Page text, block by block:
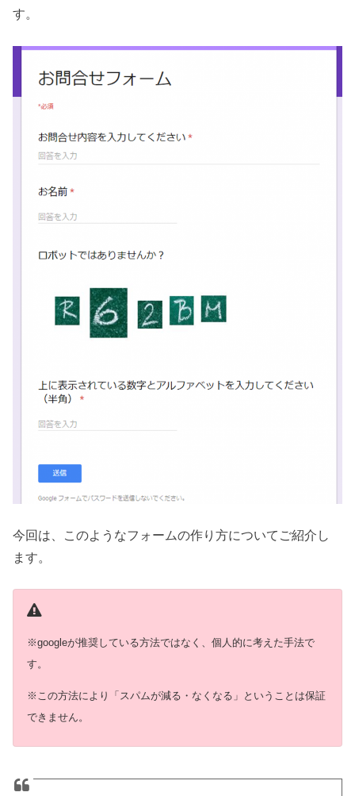
す。
今回は、このようなフォームの作り方についてご紹介し
ます。
※googleが推奨している方法ではなく、個人的に考えた手法で
す。
※この方法により「スパムが減る・なくなる」ということは保証
できません。